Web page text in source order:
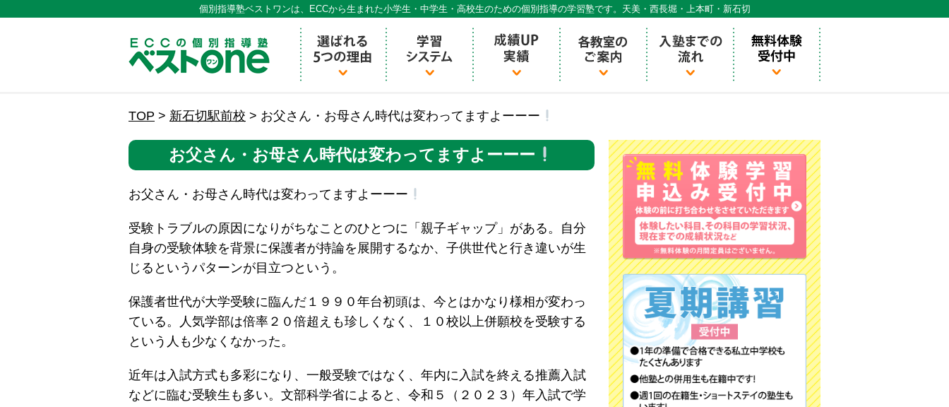
個別指導塾ベストワンは、ECCから生まれた小学生・中学生・高校生のための個別指導の学習塾です。天美・西長堀・上本町・新石切
ECCの個別指導ECCベストワン
TOP > 新石切駅前校 > お父さん・お母さん時代は変わってますよーーー
お父さん・お母さん時代は変わってますよーーー
お父さん・お母さん時代は変わってますよーーー
受験トラブルの原因になりがちなことのひとつに「親子ギャップ」がある。自分
自身の受験体験を背景に保護者が持論を展開するなか、子供世代と行き違いが生
じるというパターンが目立つという。
保護者世代が大学受験に臨んだ１９９０年台初頭は、今とはかなり様相が変わっ
ている。人気学部は倍率２０倍超えも珍しくなく、１０校以上併願校を受験する
という人も少なくなかった。
近年は入試方式も多彩になり、一般受験ではなく、年内に入試を終える推薦入試
などに臨む受験生も多い。文部科学省によると、令和５（２０２３）年入試で学